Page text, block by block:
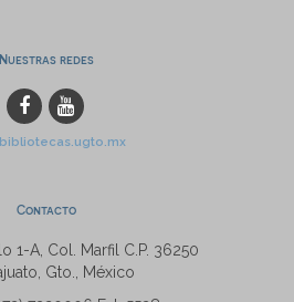
Nuestras redes
Contacto
1-A, Col. Marfil C.P. 36250
Gto., México